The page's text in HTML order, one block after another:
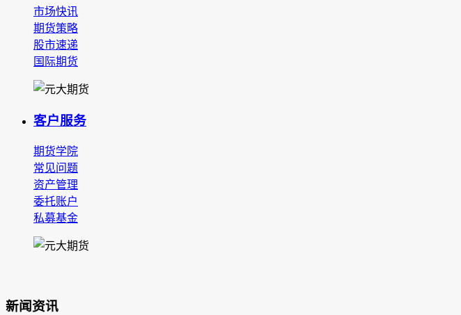
市场快讯
期货策略
股市速递
国际期货
客户服务
期货学院
常见问题
资产管理
委托账户
私募基金
新闻资讯